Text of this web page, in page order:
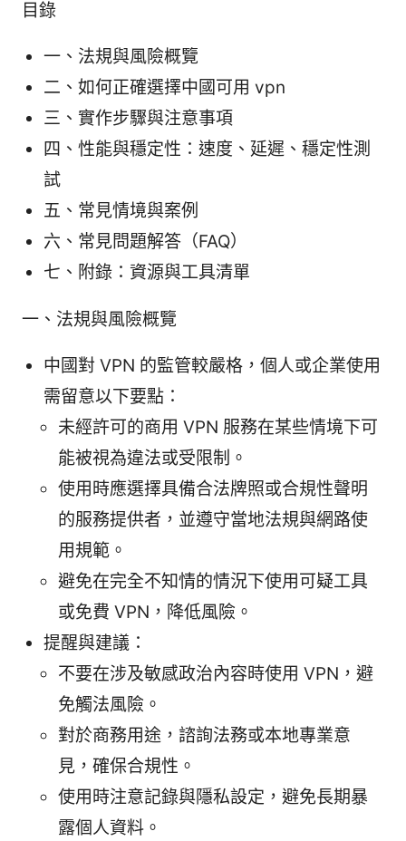
目錄
一、法規與風險概覽
二、如何正確選擇中國可用 vpn
三、實作步驟與注意事項
四、性能與穩定性：速度、延遲、穩定性測
試
五、常見情境與案例
六、常見問題解答（FAQ）
七、附錄：資源與工具清單
一、法規與風險概覽
中國對 VPN 的監管較嚴格，個人或企業使用
需留意以下要點：
未經許可的商用 VPN 服務在某些情境下可
能被視為違法或受限制。
使用時應選擇具備合法牌照或合規性聲明
的服務提供者，並遵守當地法規與網路使
用規範。
避免在完全不知情的情況下使用可疑工具
或免費 VPN，降低風險。
提醒與建議：
不要在涉及敏感政治內容時使用 VPN，避
免觸法風險。
對於商務用途，諮詢法務或本地專業意
見，確保合規性。
使用時注意記錄與隱私設定，避免長期暴
露個人資料。